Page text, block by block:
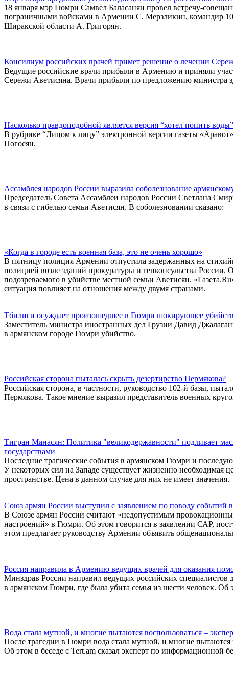
18 января мэр Гюмри Самвел Баласанян провел встречу-
пограничными войсками в Армении С. Мерзликин, командир
Ширакской области А. Григорян.
Консилиум российских врачей примет решение о лечении
Ведущие российские врачи прибыли в Армению и приняли
Сережи Аветисяна. Врачи прибыли по предложению министра
Насколько правдоподобной является версия “хотел попить
В рубрике “Лицом к лицу” электронной версии газеты
Погосян.
Ассамблея народов России выразила соболезнование
Председатель Совета Ассамблеи народов России Светлана
в связи с гибелью семьи Аветисян. В соболезновании сказано:
«Когда в городе есть военная база, это не очень хорошо»
В пятницу полиция Армении отпустила задержанных на
полицией возле зданий прокуратуры и генконсульства России.
подозреваемого в убийстве местной семьи Аветисян.
ситуация повлияет на отношения между двумя странами.
Тбилиси осуждает произошедшее в Гюмри шокирующее
Заместитель министра иностранных дел Грузии Давид
в армянском городе Гюмри убийство.
Российская сторона пыталась скрыть дезертирство Пермякова?
Российская сторона, в частности, руководство 102-й базы,
Пермякова. Такое мнение выразил представитель военных
Тигран Манасян: Политика "великодержавности" подливает
государствами
Последние трагические события в армянском Гюмри и
У некоторых сил на Западе существует жизненно необходимая
пространстве. Цена в данном случае для них не имеет значения.
Союз армян России выступил с заявлением по поводу событий
В Союзе армян России считают «недопустимым
настроений» в Гюмри. Об этом говорится в заявлении САР,
этом предлагает руководству Армении объявить
Россия направила в Армению ведущих врачей для оказания
Минздрав России направил ведущих российских
в армянском Гюмри, где была убита семья из шести человек.
Вода стала мутной, и многие пытаются воспользоваться –
После трагедии в Гюмри вода стала мутной, и многие
Об этом в беседе с Tert.am сказал эксперт по информационной